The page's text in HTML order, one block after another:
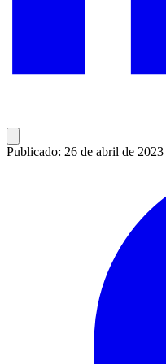
Publicado: 26 de abril de 2023